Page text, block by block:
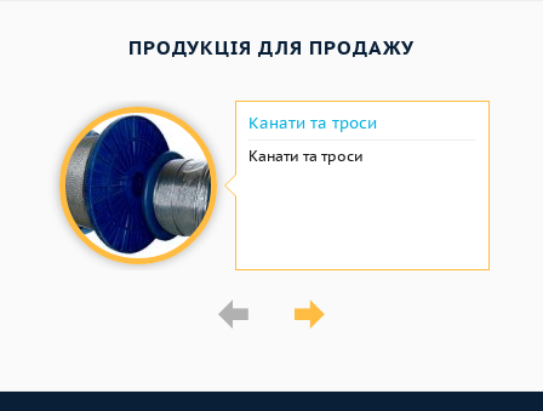
ПРОДУКЦІЯ ДЛЯ ПРОДАЖУ
Канати та троси
Канати та троси